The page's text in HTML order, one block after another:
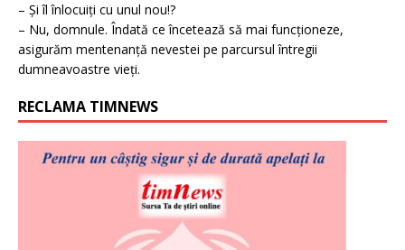
– Și îl înlocuiți cu unul nou!?
– Nu, domnule. Îndată ce încetează să mai funcționeze,
asigurăm mentenanță nevestei pe parcursul întregii
dumneavoastre vieți.
RECLAMA TIMNEWS